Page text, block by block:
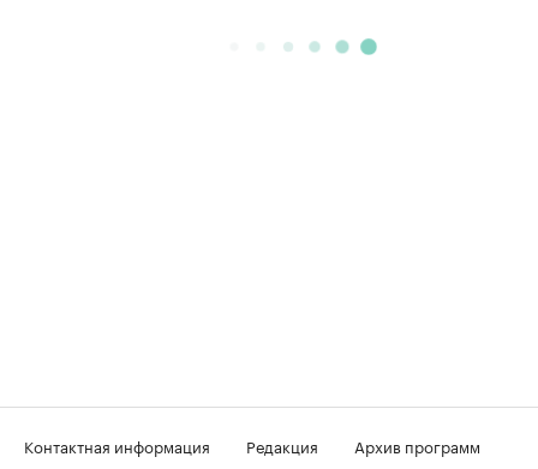
Контактная информация Редакция
Архив программ